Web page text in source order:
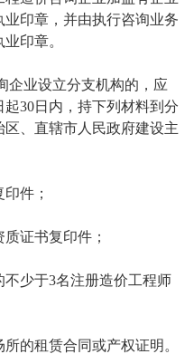
印章，并由执行咨询业务
印章。
业设立分支机构的，应
30日内，持下列材料到分
、直辖市人民政府建设主
件；
证书复印件；
少于3名注册造价工程师
租赁合同或产权证明。